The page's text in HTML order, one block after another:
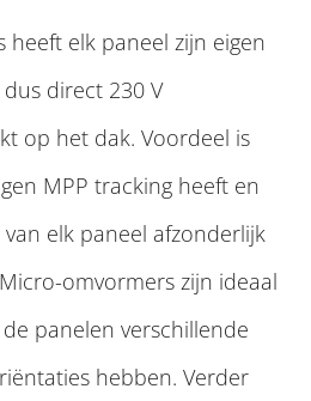
heeft elk paneel zijn eigen
direct 230 V
op het dak. Voordeel is
MPP tracking heeft en
elk paneel afzonderlijk
omvormers zijn ideaal
panelen verschillende
hebben. Verder